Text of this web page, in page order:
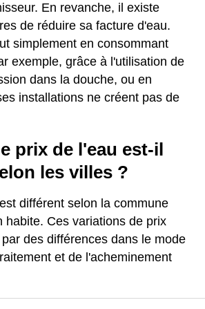
En revanche, il existe
de réduire sa facture d'eau.
simplement en consommant
exemple, grâce à l'utilisation de
dans la douche, ou en
installations ne créent pas de
prix de l'eau est-il
les villes ?
différent selon la commune
habite. Ces variations de prix
des différences dans le mode
et de l'acheminement